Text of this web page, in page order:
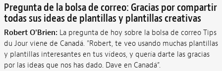
Pregunta de la bolsa de correo: Gracias por compartir
todas sus ideas de plantillas y plantillas creativas
Robert O'Brien: La pregunta de hoy sobre la bolsa de correo Tips
du Jour viene de Canadá. "Robert, te veo usando muchas plantillas
y plantillas interesantes en tus vídeos, y quería darte las gracias
por las ideas que nos has dado. Dave en Canadá”.